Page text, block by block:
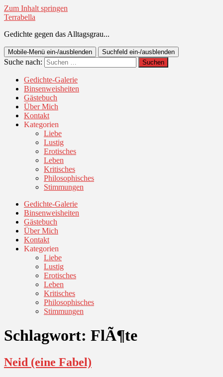
Zum Inhalt springen
Terrabella
Gedichte gegen das Alltagsgrau...
Mobile-Menü ein-/ausblenden Suchfeld ein-/ausblenden
Suche nach:
Gedichte-Galerie
Binsenweisheiten
Gästebuch
Über Mich
Kontakt
Kategorien
Liebe
Lustig
Erotisches
Leben
Kritisches
Philosophisches
Stimmungen
Gedichte-Galerie
Binsenweisheiten
Gästebuch
Über Mich
Kontakt
Kategorien
Liebe
Lustig
Erotisches
Leben
Kritisches
Philosophisches
Stimmungen
Schlagwort: FlÃ¶te
Neid (eine Fabel)